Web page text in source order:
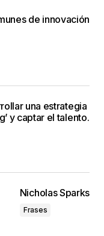
de innovación
una estrategia
y captar el talento.
Nicholas Sparks
Frases